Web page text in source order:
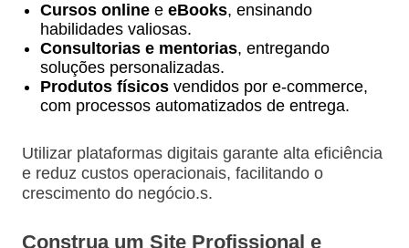
Cursos onlinee eBooks, ensinando
habilidades valiosas.
Consultorias e mentorias, entregando
soluções personalizadas.
Produtos físicosvendidos por e-commerce,
com processos automatizados de entrega.
Utilizar plataformas digitais garante alta eficiência
e reduz custos operacionais, facilitando o
crescimento do negócio.s.
Construa um Site Profissional e